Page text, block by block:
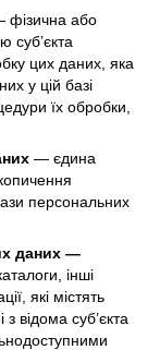
фізична або
суб’єкта
цих даних, яка
у цій базі
їх обробки,
— єдина
персональних
даних —
інші
які містять
відома суб’єкта